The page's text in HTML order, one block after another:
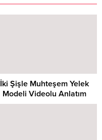
İki Şişle Muhteşem Yelek
Modeli Videolu Anlatım